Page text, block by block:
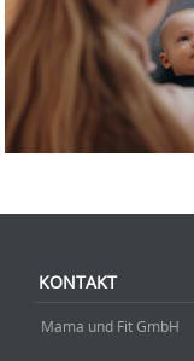
KONTAKT
Mama und Fit GmbH